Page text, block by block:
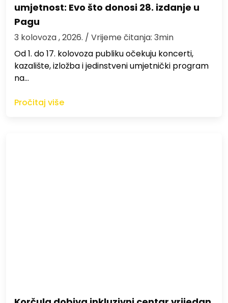
umjetnost: Evo što donosi 28. izdanje u
Pagu
3 kolovoza , 2026. / Vrijeme čitanja: 3min
Od 1. do 17. kolovoza publiku očekuju koncerti,
kazalište, izložba i jedinstveni umjetnički program
na…
Pročitaj više